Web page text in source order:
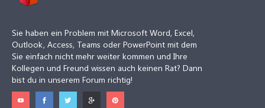
Sie haben ein Problem mit Microsoft Word, Excel,
Outlook, Access, Teams oder PowerPoint mit dem
Sie einfach nicht mehr weiter kommen und Ihre
Kollegen und Freund wissen auch keinen Rat? Dann
bist du in unserem Forum richtig!